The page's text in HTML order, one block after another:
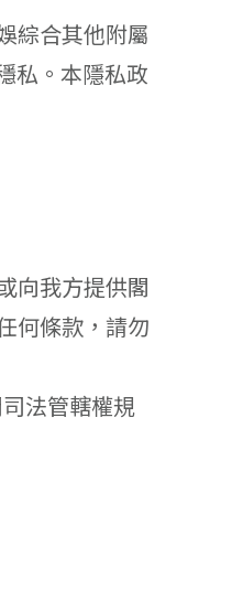
綜合其他附屬
私。本隱私政
向我方提供閣
何條款，請勿
法管轄權規